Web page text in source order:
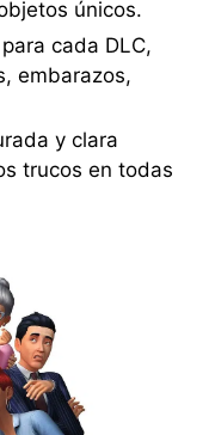
únicos.
cada DLC,
embarazos,
y clara
trucos en todas